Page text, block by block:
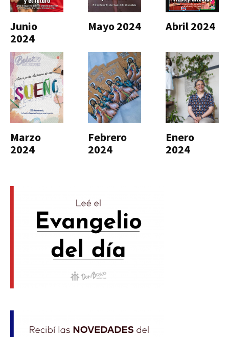
Junio
2024
Mayo 2024 Abril 2024
Marzo
2024
Febrero
2024
Enero
2024